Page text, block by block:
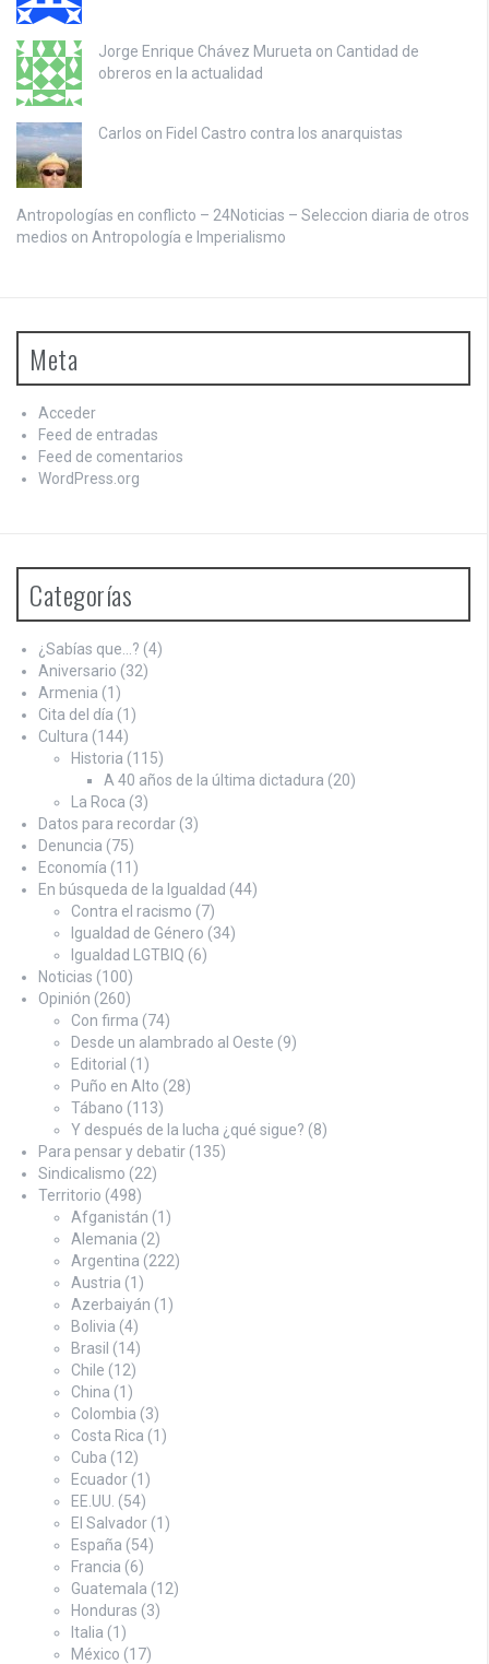
Jorge Enrique Chávez Murueta on Cantidad de
obreros en la actualidad
Carlos on Fidel Castro contra los anarquistas
Antropologías en conflicto – 24Noticias – Seleccion diaria de otros
medios on Antropología e Imperialismo
Meta
Acceder
Feed de entradas
Feed de comentarios
WordPress.org
Categorías
¿Sabías que…? (4)
Aniversario (32)
Armenia (1)
Cita del día (1)
Cultura (144)
Historia (115)
A 40 años de la última dictadura (20)
La Roca (3)
Datos para recordar (3)
Denuncia (75)
Economía (11)
En búsqueda de la Igualdad (44)
Contra el racismo (7)
Igualdad de Género (34)
Igualdad LGTBIQ (6)
Noticias (100)
Opinión (260)
Con firma (74)
Desde un alambrado al Oeste (9)
Editorial (1)
Puño en Alto (28)
Tábano (113)
Y después de la lucha ¿qué sigue? (8)
Para pensar y debatir (135)
Sindicalismo (22)
Territorio (498)
Afganistán (1)
Alemania (2)
Argentina (222)
Austria (1)
Azerbaiyán (1)
Bolivia (4)
Brasil (14)
Chile (12)
China (1)
Colombia (3)
Costa Rica (1)
Cuba (12)
Ecuador (1)
EE.UU. (54)
El Salvador (1)
España (54)
Francia (6)
Guatemala (12)
Honduras (3)
Italia (1)
México (17)